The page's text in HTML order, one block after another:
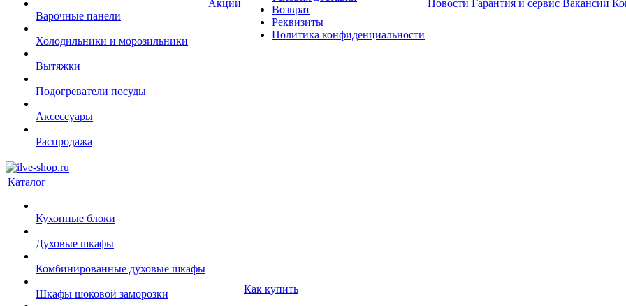
Варочные панели
Холодильники и морозильники
Вытяжки
Подогреватели посуды
Аксессуары
Распродажа
Акции
Возврат
Реквизиты
Политика конфиденциальности
Новости Гарантия и сервис Вакансии
Каталог
Кухонные блоки
Духовые шкафы
Комбинированные духовые шкафы
Шкафы шоковой заморозки
Как купить